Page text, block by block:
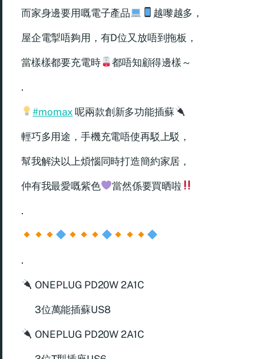
而家身邊要用嘅電子產品 越嚟越多，
屋企電掣唔夠用，有D位又放唔到拖板，
當樣樣都要充電時 都唔知顧得邊樣～
.
#momax 呢兩款創新多功能插蘇
輕巧多用途，手機充電唔使再駁上駁，
幫我解決以上煩惱同時打造簡約家居，
仲有我最愛嘅紫色 當然係要買晒啦
.
.
ONEPLUG PD20W 2A1C
3位萬能插蘇US8
ONEPLUG PD20W 2A1C